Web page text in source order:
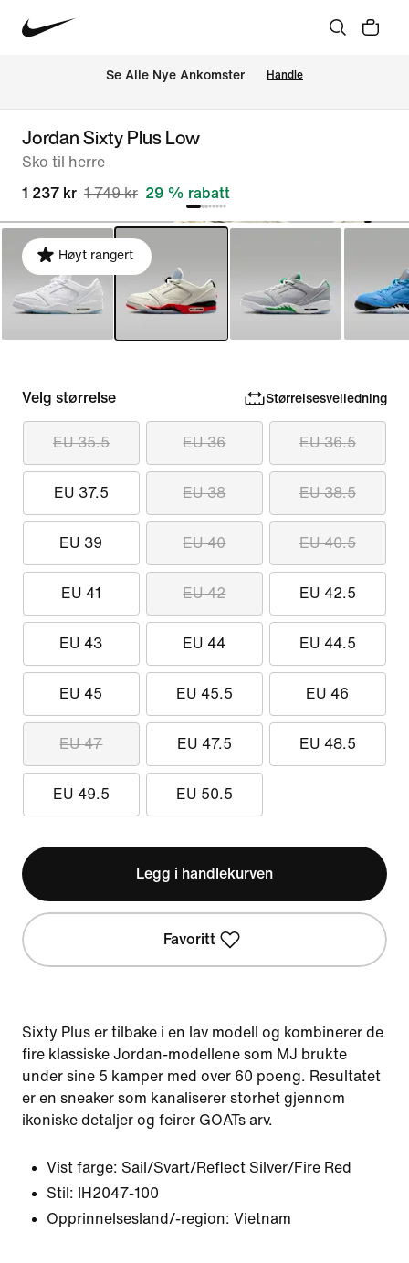
Se Alle Nye Ankomster Handle
Jordan Sixty Plus Low
Sko til herre
1 237 kr 1 749 kr 29 % rabatt
Høyt rangert
Velg størrelse Størrelsesveiledning
EU 35.5 EU 36 EU 36.5
EU 37.5 EU 38 EU 38.5
EU 39 EU 40 EU 40.5
EU 41 EU 42 EU 42.5
EU 43 EU 44 EU 44.5
EU 45 EU 45.5 EU 46
EU 47 EU 47.5 EU 48.5
EU 49.5 EU 50.5
Legg i handlekurven
Favoritt
Sixty Plus er tilbake i en lav modell og kombinerer de
fire klassiske Jordan-modellene som MJ brukte
under sine 5 kamper med over 60 poeng. Resultatet
er en sneaker som kanaliserer storhet gjennom
ikoniske detaljer og feirer GOATs arv.
Vist farge: Sail/Svart/Reflect Silver/Fire Red
Stil:
IH2047-100
Opprinnelsesland/-region: Vietnam